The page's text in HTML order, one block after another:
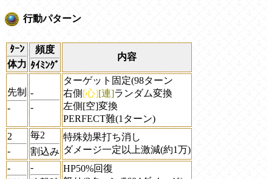
行動パターン
ﾀｰﾝ
体力
頻度
ﾀｲﾐﾝｸﾞ
内容
先制
-
-
-
ターゲット固定(98ターン
右側 [心][連]ランダム変換
左側[空]変換
PERFECT難(1ターン)
2
-
毎2
割込み
特殊効果打ち消し
ダメージ一定以上激減(約1万)
-
-
HP50%回復